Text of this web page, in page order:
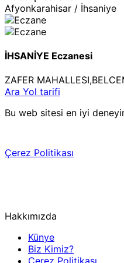
Afyonkarahisar / İhsaniye
İHSANİYE Eczanesi
ZAFER
Ara Yol tarifi
Bu web sitesi en iyi
Çerez Politikası
Hakkımızda
Künye
Biz Kimiz?